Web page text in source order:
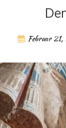
Februar